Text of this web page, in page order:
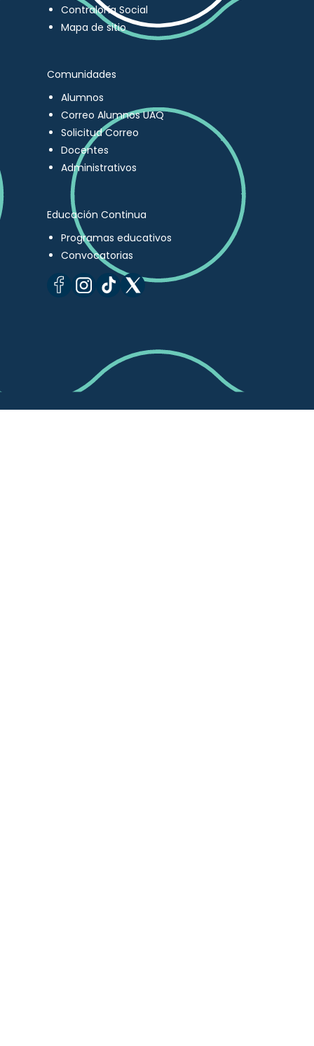
Contraloría Social
Mapa de sitio
Comunidades
Alumnos
Correo Alumnos UAQ
Solicitud Correo
Docentes
Administrativos
Educación Continua
Programas educativos
Convocatorias